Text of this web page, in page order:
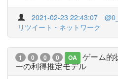
2021-02-23 22:43:07
リツイート・ネットワーク
1 0 0 0 OA
ゲーム的
ーの利得推定モデル